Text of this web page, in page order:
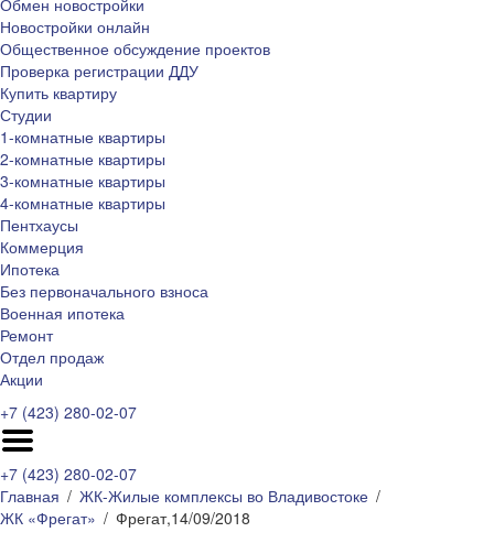
Обмен новостройки
Новостройки онлайн
Общественное обсуждение проектов
Проверка регистрации ДДУ
Купить квартиру
Студии
1-комнатные квартиры
2-комнатные квартиры
3-комнатные квартиры
4-комнатные квартиры
Пентхаусы
Коммерция
Ипотека
Без первоначального взноса
Военная ипотека
Ремонт
Отдел продаж
Акции
+7 (423) 280-02-07
+7 (423) 280-02-07
Главная
ЖК-Жилые комплексы во Владивостоке
ЖК «Фрегат»
Фрегат,14/09/2018